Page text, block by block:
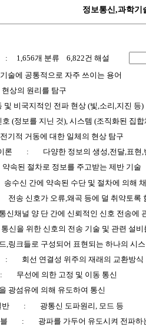
정보통신,과학기
: 1,656개 분류 6,822건 해설
술에 공통적으로 자주 쓰이는 용어
현상의 원리를 탐구
및 비국지적인 전파 현상 (빛,소리,지진 등)
호 (정보를 지닌 것), 시스템 (조직화된 집합
전기적 거동에 대한 일체의 현상 탐구
론 :
다양한 정보의 생성,전달,표현
약속된 절차로 정보를 주고받는 제반 기술
송수신 간에 약속된 수단 및 절차에 의해
전송 신호가 오류,왜곡 등에 덜 취약토록
통신채널 양 단 간에 신뢰적인 신호 전송에
통신을 위한 신호의 전송 기술 및 관련 설비
,링크들로 구성되어 표현되는 하나의 시
:
회선 연결성 위주의 재래의 교환방식
무선에 의한 고정 및 이동 통신
광섬유에 의해 유도하여 통신
반 :
광통신 도파원리, 모드 등
:
광파를 가두어 유도시켜 전파하